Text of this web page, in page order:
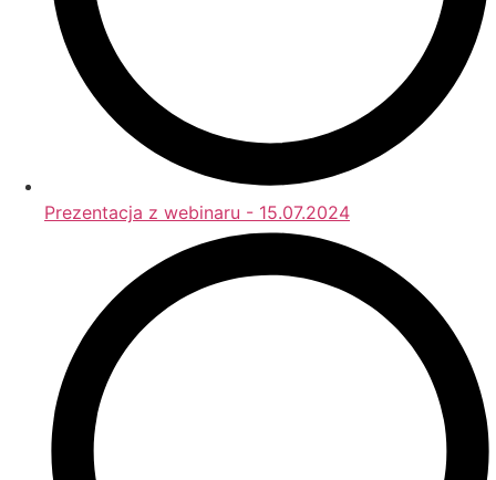
Prezentacja z webinaru - 15.07.2024